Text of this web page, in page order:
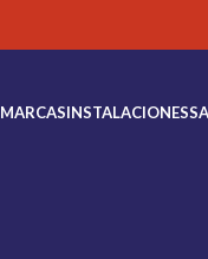
MARCASINSTALACIONES